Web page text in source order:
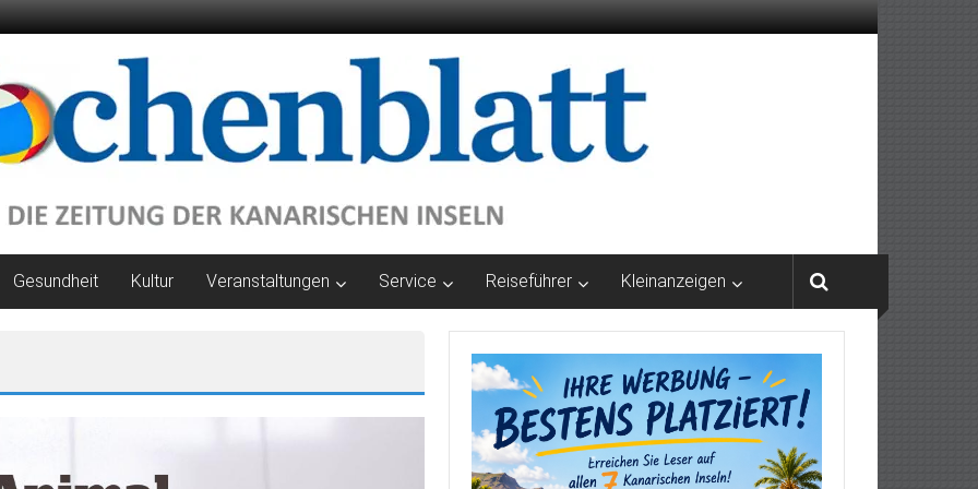
Gesundheit Kultur Veranstaltungen Service Reiseführer Kleinanzeigen